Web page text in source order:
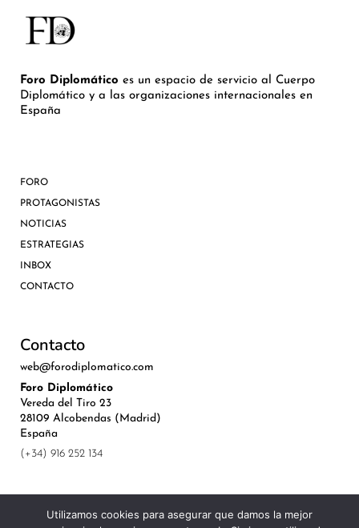
Foro Diplomático es un espacio de servicio al Cuerpo
Diplomático y a las organizaciones internacionales en
España
FORO
PROTAGONISTAS
NOTICIAS
ESTRATEGIAS
INBOX
CONTACTO
Contacto
web@forodiplomatico.com
Foro Diplomático
Vereda del Tiro 23
28109 Alcobendas (Madrid)
España
(+34) 916 252 134
Utilizamos cookies para asegurar que damos la mejor